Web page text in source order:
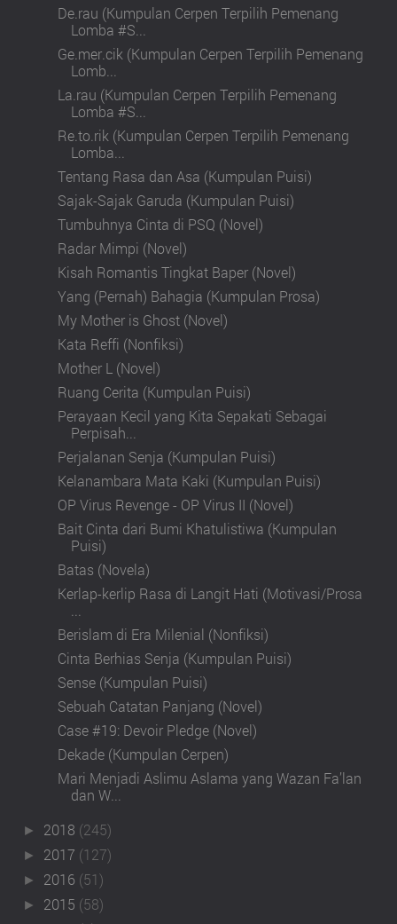
De.rau (Kumpulan Cerpen Terpilih Pemenang
Lomba #S...
Ge.mer.cik (Kumpulan Cerpen Terpilih Pemenang
Lomb...
La.rau (Kumpulan Cerpen Terpilih Pemenang
Lomba #S...
Re.to.rik (Kumpulan Cerpen Terpilih Pemenang
Lomba...
Tentang Rasa dan Asa (Kumpulan Puisi)
Sajak-Sajak Garuda (Kumpulan Puisi)
Tumbuhnya Cinta di PSQ (Novel)
Radar Mimpi (Novel)
Kisah Romantis Tingkat Baper (Novel)
Yang (Pernah) Bahagia (Kumpulan Prosa)
My Mother is Ghost (Novel)
Kata Reffi (Nonfiksi)
Mother L (Novel)
Ruang Cerita (Kumpulan Puisi)
Perayaan Kecil yang Kita Sepakati Sebagai
Perpisah...
Perjalanan Senja (Kumpulan Puisi)
Kelanambara Mata Kaki (Kumpulan Puisi)
OP Virus Revenge - OP Virus II (Novel)
Bait Cinta dari Bumi Khatulistiwa (Kumpulan
Puisi)
Batas (Novela)
Kerlap-kerlip Rasa di Langit Hati (Motivasi/Prosa
...
Berislam di Era Milenial (Nonfiksi)
Cinta Berhias Senja (Kumpulan Puisi)
Sense (Kumpulan Puisi)
Sebuah Catatan Panjang (Novel)
Case #19: Devoir Pledge (Novel)
Dekade (Kumpulan Cerpen)
Mari Menjadi Aslimu Aslama yang Wazan Fa’lan
dan W...
► 2018 (245)
► 2017 (127)
► 2016 (51)
► 2015 (58)